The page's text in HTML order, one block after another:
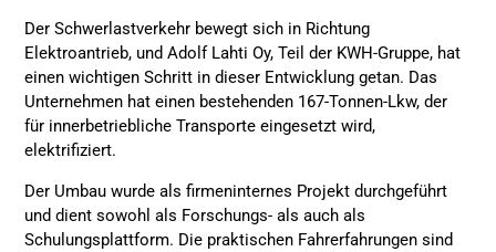
Der Schwerlastverkehr bewegt sich in Richtung
Elektroantrieb, und Adolf Lahti Oy, Teil der KWH-Gruppe, hat
einen wichtigen Schritt in dieser Entwicklung getan. Das
Unternehmen hat einen bestehenden 167-Tonnen-Lkw, der
für innerbetriebliche Transporte eingesetzt wird,
elektrifiziert.
Der Umbau wurde als firmeninternes Projekt durchgeführt
und dient sowohl als Forschungs- als auch als
Schulungsplattform. Die praktischen Fahrerfahrungen sind